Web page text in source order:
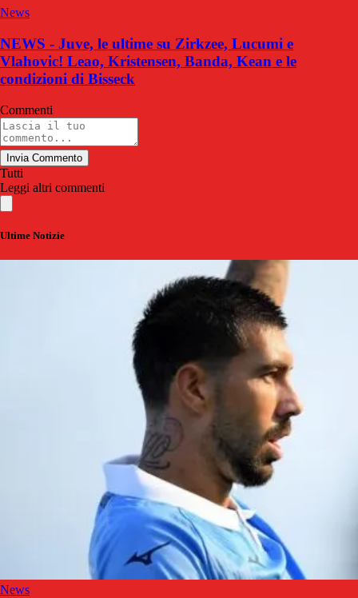
News
NEWS - Juve, le ultime su Zirkzee, Lucumi e
Vlahovic! Leao, Kristensen, Banda, Kean e le
condizioni di Bisseck
Commenti
Invia Commento
Tutti
Leggi altri commenti
Ultime Notizie
News